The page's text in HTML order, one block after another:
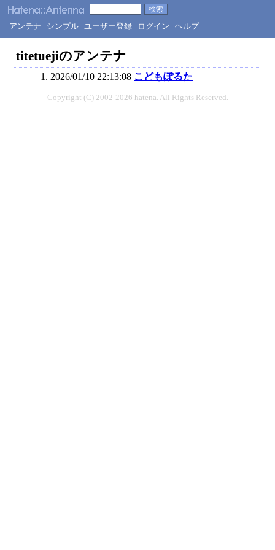
アンテナ シンプル ユーザー登録 ログイン ヘルプ
titetuejiのアンテナ
2026/01/10 22:13:08 こどもぽるた
Copyright (C) 2002-2026 hatena. All Rights Reserved.